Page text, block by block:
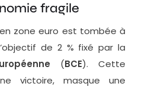
fragile
en zone euro est tombée à
de 2 % fixé par la
(BCE). Cette
victoire, masque une